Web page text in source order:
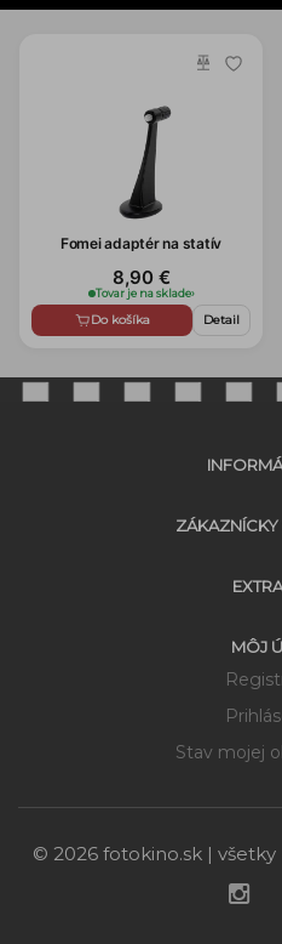
99 €
Fomei adaptér na statív
8,90 €
Tovar je na sklade›
Do košíka Detail
ZÁKAZNÍCKY
EXTRA
MÔJ
Stav mojej
© 2026 fotokino.sk | všetky